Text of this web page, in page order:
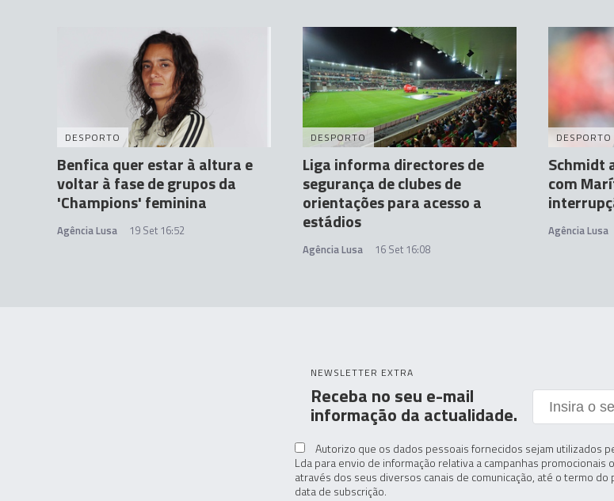
DESPORTO
Benfica quer estar à altura e
voltar à fase de grupos da
'Champions' feminina
Agência Lusa 19 Set 16:52
DESPORTO
Liga informa directores de
segurança de clubes de
orientações para acesso a
estádios
Agência Lusa 16 Set 16:08
DESPORTO
Schmidt
com
Agência Lusa
NEWSLETTER EXTRA
Receba no seu e-mail
informação da actualidade.
Autorizo que os dados pessoais fornecidos sejam utilizados
Lda para envio de informação relativa a campanhas promocionais
através dos seus diversos canais de comunicação, até o termo do
data de subscrição.